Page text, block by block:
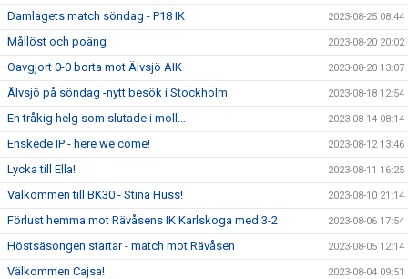
Damlagets match söndag - P18 IK 2023-08-25 08:44
Mållöst och poäng 2023-08-20 20:02
Oavgjort 0-0 borta mot Älvsjö AIK 2023-08-20 13:07
Älvsjö på söndag -nytt besök i Stockholm 2023-08-18 12:54
En tråkig helg som slutade i moll... 2023-08-14 08:14
Enskede IP - here we come! 2023-08-12 13:46
Lycka till Ella! 2023-08-11 16:25
Välkommen till BK30 - Stina Huss! 2023-08-10 21:14
Förlust hemma mot Rävåsens IK Karlskoga med 3-2 2023-08-06 17:54
Höstsäsongen startar - match mot Rävåsen 2023-08-05 12:14
Välkommen Cajsa! 2023-08-04 09:51